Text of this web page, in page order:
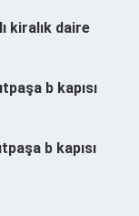
kiralık daire
b kapısı
b kapısı